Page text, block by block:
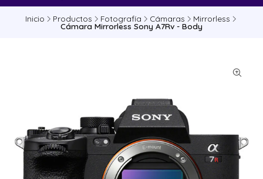
Inicio Productos Fotografía Cámaras Mirrorless
Cámara Mirrorless Sony A7Rv - Body